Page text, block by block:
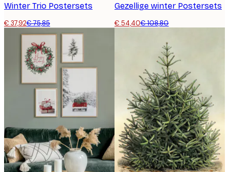
Winter Trio Postersets
€ 37,92€ 75,85
Gezellige winter Postersets
€ 54,40€ 108,80